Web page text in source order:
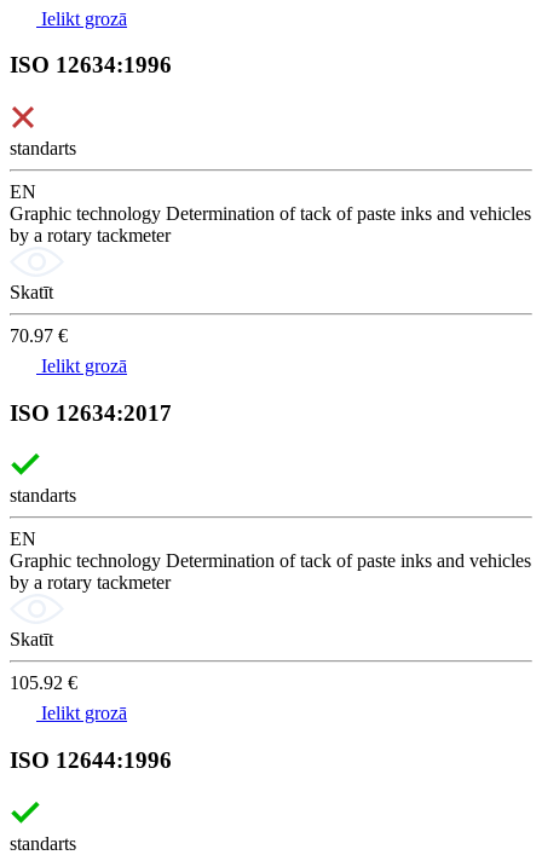
Ielikt grozā
ISO 12634:1996
standarts
EN
Graphic technology Determination of tack of paste inks and vehicles
by a rotary tackmeter
Skatīt
70.97 €
Ielikt grozā
ISO 12634:2017
standarts
EN
Graphic technology Determination of tack of paste inks and vehicles
by a rotary tackmeter
Skatīt
105.92 €
Ielikt grozā
ISO 12644:1996
standarts